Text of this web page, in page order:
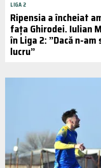
LIGA 2
Ripensia a încheiat
fața Ghirodei. Iulian
în Liga 2: ”Dacă n-
lucru”